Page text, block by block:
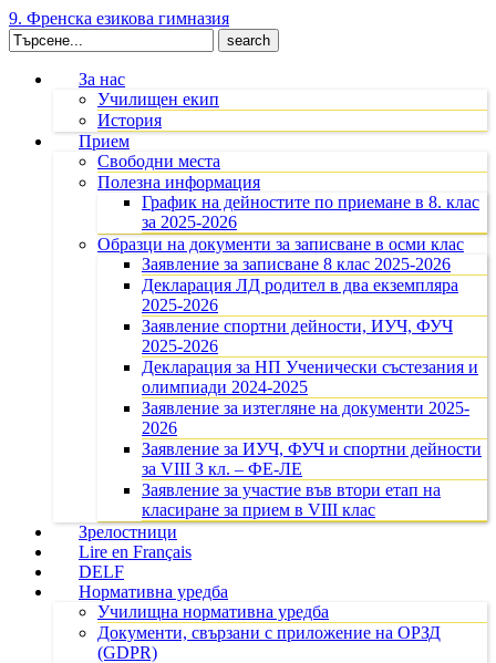
9. Френска езикова гимназия
Search
for:
За нас
Училищен екип
История
Прием
Свободни места
Полезна информация
График на дейностите по приемане в 8. клас
за 2025-2026
Образци на документи за записване в осми клас
Заявление за записване 8 клас 2025-2026
Декларация ЛД родител в два екземпляра
2025-2026
Заявление спортни дейности, ИУЧ, ФУЧ
2025-2026
Декларация за НП Ученически състезания и
олимпиади 2024-2025
Заявление за изтегляне на документи 2025-
2026
Заявление за ИУЧ, ФУЧ и спортни дейности
за VIII З кл. – ФЕ-ЛЕ
Заявление за участие във втори етап на
класиране за прием в VIII клас
Зрелостници
Lire en Français
DELF
Нормативна уредба
Училищна нормативна уредба
Документи, свързани с приложение на ОРЗД
(GDPR)